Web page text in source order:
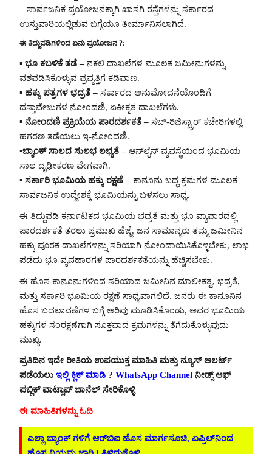
– ಸಾರ್ವಜನಿಕ ಪ್ರಯೋಜನಕ್ಕಾಗಿ ಖಾಸಗಿ ರಸ್ತೆಗಳನ್ನು ಸರ್ಕಾರದ
ಉಸ್ತುವಾರಿಯಲ್ಲಿಡುವ ಬಗ್ಗೆಯೂ ತೀರ್ಮಾನಿಸಲಾಗಿದೆ.
ಈ ತಿದ್ದುಪಡಿಗಳಿಂದ ಏನು ಪ್ರಯೋಜನ ?:
▪️ ಭೂ ಕಬಳಿಕೆ ತಡೆ – ನಕಲಿ ದಾಖಲೆಗಳ ಮೂಲಕ ಜಮೀನುಗಳನ್ನು
ವಶಪಡಿಸಿಕೊಳ್ಳುವ ಪ್ರವೃತ್ತಿಗೆ ಕಡಿವಾಣ.
▪️ ಹಕ್ಕು ಪತ್ರಗಳ ಭದ್ರತೆ – ಸರ್ಕಾರದ ಅನುಮೋದನೆಯೊಂದಿಗೆ
ದಸ್ತಾವೇಜುಗಳ ನೋಂದಣಿ, ಏಕೀಕೃತ ದಾಖಲೆಗಳು.
▪️ ನೋಂದಣಿ ಪ್ರಕ್ರಿಯೆಯ ಪಾರದರ್ಶಕತೆ – ಸಬ್-ರಿಜಿಸ್ಟ್ರಾರ್ ಕಚೇರಿಗಳಲ್ಲಿ
ಹಗರಣ ತಡೆಯಲು ಇ-ನೋಂದಣಿ.
▪️ಬ್ಯಾಂಕ್ ಸಾಲದ ಸುಲಭ ಲಭ್ಯತೆ – ಆನ್‌ಲೈನ್ ವ್ಯವಸ್ಥೆಯಿಂದ ಭೂಮಿಯ
ಸಾಲ ದೃಢೀಕರಣ ವೇಗವಾಗಿ.
▪️ ಸರ್ಕಾರಿ ಭೂಮಿಯ ಹಕ್ಕು ರಕ್ಷಣೆ – ಕಾನೂನು ಬದ್ಧ ಕ್ರಮಗಳ ಮೂಲಕ
ಸಾರ್ವಜನಿಕ ಉದ್ದೇಶಕ್ಕೆ ಭೂಮಿಯನ್ನು ಬಳಸಲು ಸಾಧ್ಯ.
ಈ ತಿದ್ದುಪಡಿ ಕರ್ನಾಟಕದ ಭೂಮಿಯ ಭದ್ರತೆ ಮತ್ತು ಭೂ ವ್ಯಾಪಾರದಲ್ಲಿ
ಪಾರದರ್ಶಕತೆ ತರಲು ಪ್ರಮುಖ ಹೆಜ್ಜೆ. ಜನ ಸಾಮಾನ್ಯರು ತಮ್ಮ ಜಮೀನಿನ
ಹಕ್ಕು ಪೂರಕ ದಾಖಲೆಗಳನ್ನು ಸರಿಯಾಗಿ ನೋಂದಾಯಿಸಿಕೊಳ್ಳಬೇಕು, ಲಾಭ
ಪಡೆದು ಭೂ ವ್ಯವಹಾರಗಳ ಪಾರದರ್ಶಕತೆಯನ್ನು ಹೆಚ್ಚಿಸಬೇಕು.
ಈ ಹೊಸ ಕಾನೂನುಗಳಿಂದ ಸರಿಯಾದ ಜಮೀನಿನ ಮಾಲೀಕತ್ವ, ಭದ್ರತೆ,
ಮತ್ತು ಸರ್ಕಾರಿ ಭೂಮಿಯ ರಕ್ಷಣೆ ಸಾಧ್ಯವಾಗಲಿದೆ. ಜನರು ಈ ಕಾನೂನಿನ
ಹೊಸ ಬದಲಾವಣೆಗಳ ಬಗ್ಗೆ ಅರಿವು ಮೂಡಿಸಿಕೊಂಡು, ಅವರ ಭೂಮಿಯ
ಹಕ್ಕುಗಳ ಸಂರಕ್ಷಣೆಗಾಗಿ ಸೂಕ್ತವಾದ ಕ್ರಮಗಳನ್ನು ತೆಗೆದುಕೊಳ್ಳುವುದು
ಮುಖ್ಯ.
ಪ್ರತಿದಿನ ಇದೇ ರೀತಿಯ ಉಪಯುಕ್ತ ಮಾಹಿತಿ ಮತ್ತು ನ್ಯೂಸ್ ಅಲರ್ಟ್
ಪಡೆಯಲು ಇಲ್ಲಿ ಕ್ಲಿಕ್ ಮಾಡಿ ? WhatsApp Channel ನೀಡ್ಸ್ ಆಫ್
ಪಬ್ಲಿಕ್ ವಾಟ್ಸಾಪ್ ಚಾನೆಲ್ ಸೇರಿಕೊಳ್ಳಿ
ಈ ಮಾಹಿತಿಗಳನ್ನು ಓದಿ
ಎಲ್ಲಾ ಬ್ಯಾಂಕ್ ಗಳಿಗೆ ಆರ್‌ಬಿಐ ಹೊಸ ಮಾರ್ಗಸೂಚಿ, ಏಪ್ರಿಲ್‌ನಿಂದ